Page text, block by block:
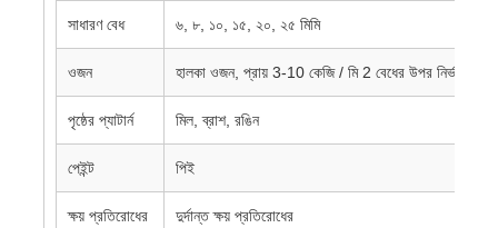
অ্যালুমিনিয়াম স্ট্রিপ কয়েল
অ্যালুমিনিয়াম চেকার্ড প্লেট
এমবসড অ্যালুমিনিয়াম
সাধারণ বেধ ৬, ৮, ১০, ১৫, ২০, ২৫ মিমি
ওজন হালকা ওজন, প্রায় 3-10 কেজি / মি 2 বেধের উপর নির্ভর করে
পৃষ্ঠের প্যাটার্ন মিল, ব্রাশ, রঙিন
পেইন্ট পিই
ক্ষয় প্রতিরোধের দুর্দান্ত ক্ষয় প্রতিরোধের